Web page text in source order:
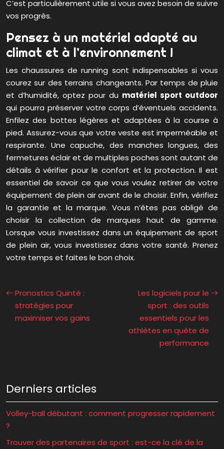
C’est particulièrement utile si vous avez besoin de suivre
vos progrès.
Pensez à un matériel adapté au
climat et à l’environnement !
Les chaussures de running sont indispensables si vous
courez sur des terrains changeants. Par temps de pluie
et d’humidité, optez pour du matériel sport outdoor
qui pourra préserver votre corps d’éventuels accidents.
Enfilez des bottes légères et adaptées à la course à
pied. Assurez-vous que votre veste est imperméable et
respirante. Une capuche, des manches longues, des
fermetures éclair et de multiples poches sont autant de
détails à vérifier pour le confort et la protection. Il est
essentiel de savoir ce que vous voulez retirer de votre
équipement de plein air avant de le choisir. Enfin, vérifiez
la garantie et la marque. Vous n’êtes pas obligé de
choisir la collection de marques haut de gamme.
Lorsque vous investissez dans un équipement de sport
de plein air, vous investissez dans votre santé. Prenez
votre temps et faites le bon choix.
Pronostics Quinté :
stratégies pour
maximiser vos gains
Les logiciels pour le
sport : des outils
essentiels pour les
athlètes en quête de
performance
Derniers articles
Volley-ball débutant : comment progresser rapidement
?
Trouver des partenaires de sport : est-ce la clé de la